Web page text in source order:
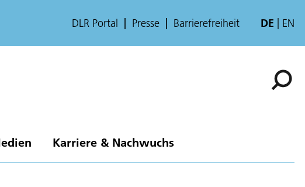
DLR Portal Presse Barrierefreiheit DE EN
Karriere & Nachwuchs